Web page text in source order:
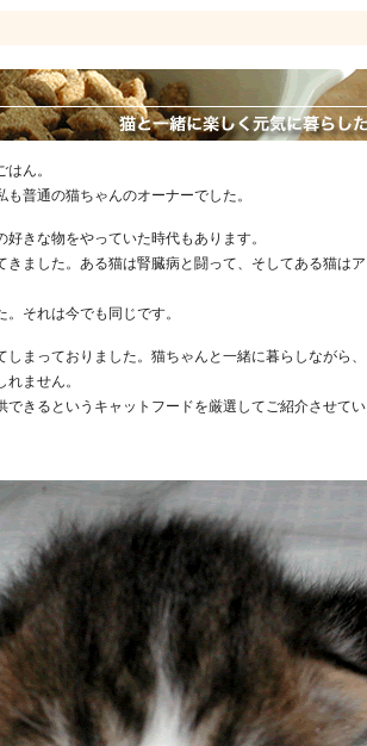
ん。
普通の猫ちゃんのオーナーでした。
きな物をやっていた時代もあります。
ました。ある猫は腎臓病と闘って、そしてある猫はア
それは今でも同じです。
まっておりました。猫ちゃんと一緒に暮らしながら、
ません。
きるというキャットフードを厳選してご紹介させてい